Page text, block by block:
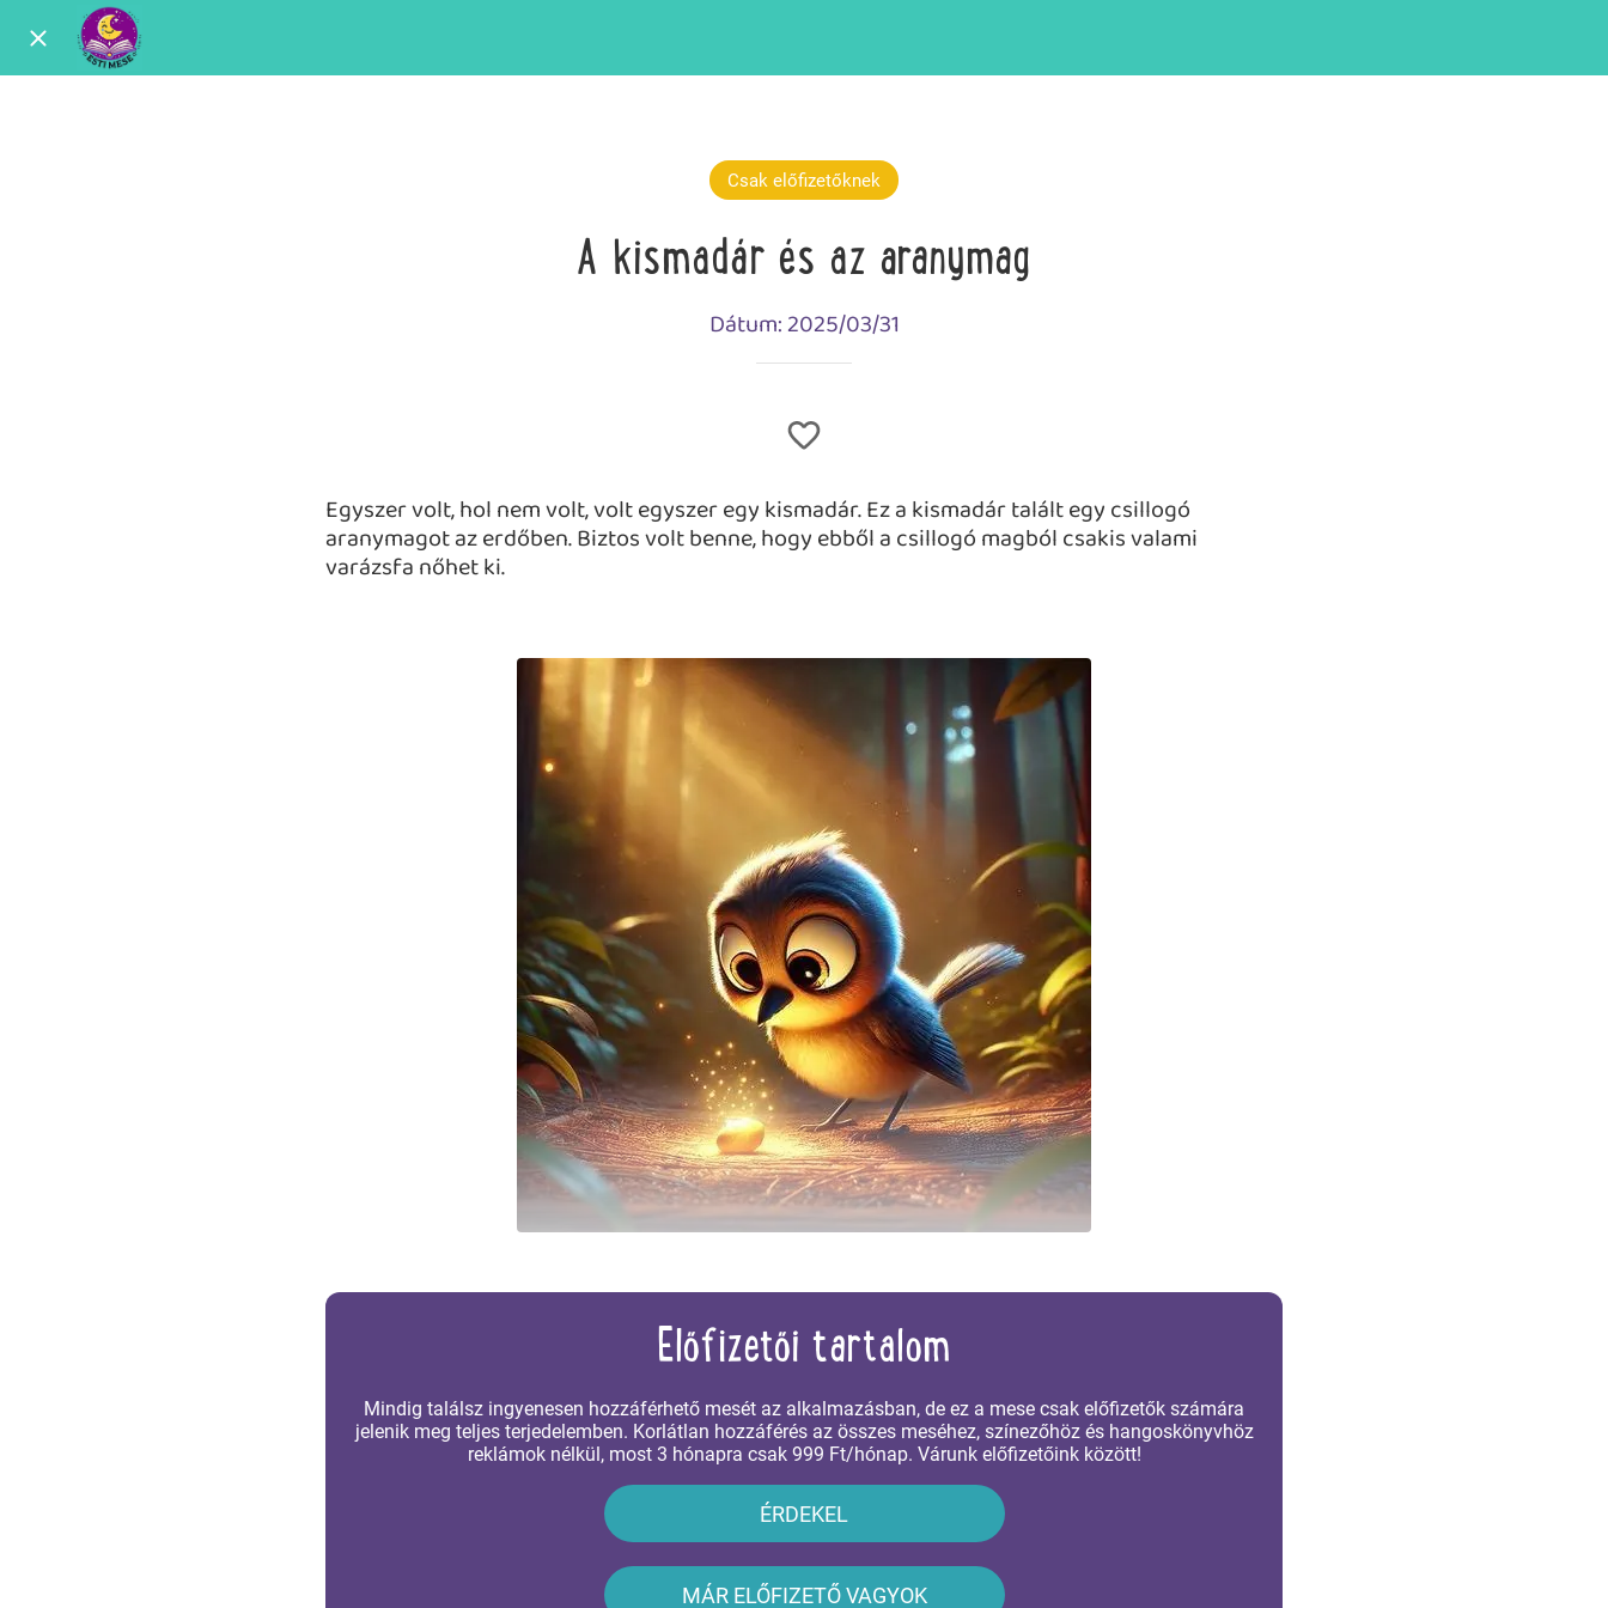
Csak előfizetőknek
A kismadár és az aranymag
Dátum: 2025/03/31
Egyszer volt, hol nem volt, volt egyszer egy kismadár. Ez a kismadár talált egy csillogó
aranymagot az erdőben. Biztos volt benne, hogy ebből a csillogó magból csakis valami
varázsfa nőhet ki.
Előfizetői tartalom
Mindig találsz ingyenesen hozzáférhető mesét az alkalmazásban, de ez a mese csak előfizetők számára
jelenik meg teljes terjedelemben. Korlátlan hozzáférés az összes meséhez, színezőhöz és hangoskönyvhöz
reklámok nélkül, most 3 hónapra csak 999 Ft/hónap. Várunk előfizetőink között!
ÉRDEKEL
MÁR ELŐFIZETŐ VAGYOK